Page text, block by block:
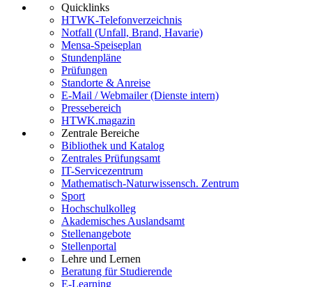
Quicklinks
HTWK-Telefonverzeichnis
Notfall (Unfall, Brand, Havarie)
Mensa-Speiseplan
Stundenpläne
Prüfungen
Standorte & Anreise
E-Mail / Webmailer (Dienste intern)
Pressebereich
HTWK.magazin
Zentrale Bereiche
Bibliothek und Katalog
Zentrales Prüfungsamt
IT-Servicezentrum
Mathematisch-Naturwissensch. Zentrum
Sport
Hochschulkolleg
Akademisches Auslandsamt
Stellenangebote
Stellenportal
Lehre und Lernen
Beratung für Studierende
E-Learning